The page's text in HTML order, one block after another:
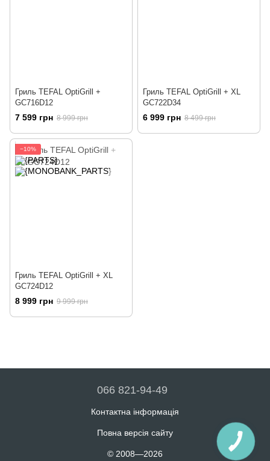
Гриль TEFAL OptiGrill +
GC716D12
7 599 грн 8 999 грн
Гриль TEFAL OptiGrill + XL
GC722D34
6 999 грн 8 499 грн
−10%
Гриль TEFAL OptiGrill + XL
GC724D12
8 999 грн 9 999 грн
066 821-94-49
Контактна інформація
Повна версія сайту
© 2008—2026